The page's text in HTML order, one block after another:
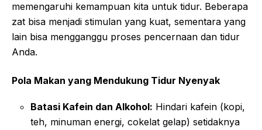
memengaruhi kemampuan kita untuk tidur. Beberapa
zat bisa menjadi stimulan yang kuat, sementara yang
lain bisa mengganggu proses pencernaan dan tidur
Anda.
Pola Makan yang Mendukung Tidur Nyenyak
Batasi Kafein dan Alkohol: Hindari kafein (kopi,
teh, minuman energi, cokelat gelap) setidaknya